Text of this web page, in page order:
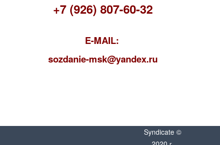
+7 (926) 807-60-32
E-MAIL:
sozdanie-msk@yandex.ru
Syndicate ©